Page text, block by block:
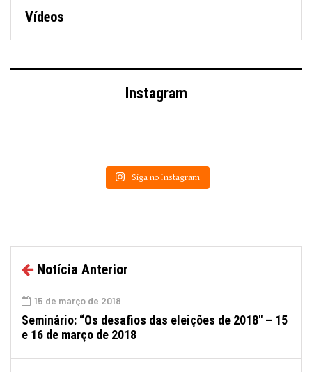
Vídeos
Instagram
Siga no Instagram
Notícia Anterior
15 de março de 2018
Seminário: “Os desafios das eleições de 2018″ – 15
e 16 de março de 2018